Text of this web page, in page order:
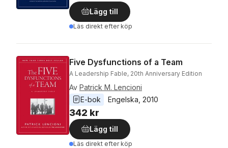
Lägg till
Läs direkt efter köp
Five Dysfunctions of a Team
A Leadership Fable, 20th Anniversary Edition
Av Patrick M. Lencioni
E-bok
Engelska 2010
342 kr
Lägg till
Läs direkt efter köp